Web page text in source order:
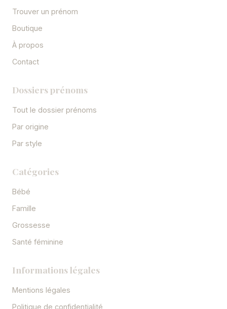
Trouver un prénom
Boutique
À propos
Contact
Dossiers prénoms
Tout le dossier prénoms
Par origine
Par style
Catégories
Bébé
Famille
Grossesse
Santé féminine
Informations légales
Mentions légales
Politique de confidentialité